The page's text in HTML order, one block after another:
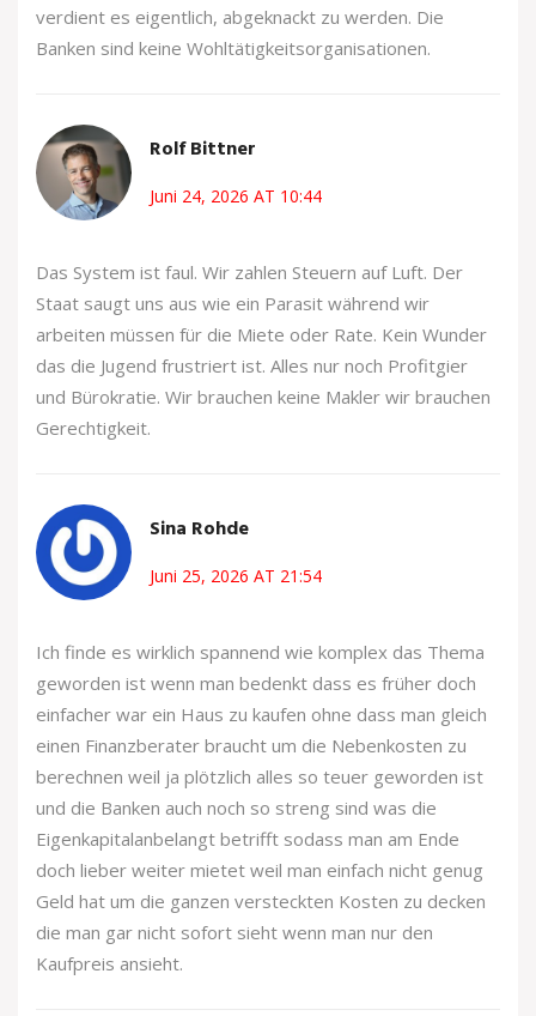
verdient es eigentlich, abgeknackt zu werden. Die
Banken sind keine Wohltätigkeitsorganisationen.
Rolf Bittner
Juni 24, 2026 AT 10:44
Das System ist faul. Wir zahlen Steuern auf Luft. Der
Staat saugt uns aus wie ein Parasit während wir
arbeiten müssen für die Miete oder Rate. Kein Wunder
das die Jugend frustriert ist. Alles nur noch Profitgier
und Bürokratie. Wir brauchen keine Makler wir brauchen
Gerechtigkeit.
Sina Rohde
Juni 25, 2026 AT 21:54
Ich finde es wirklich spannend wie komplex das Thema
geworden ist wenn man bedenkt dass es früher doch
einfacher war ein Haus zu kaufen ohne dass man gleich
einen Finanzberater braucht um die Nebenkosten zu
berechnen weil ja plötzlich alles so teuer geworden ist
und die Banken auch noch so streng sind was die
Eigenkapitalanbelangt betrifft sodass man am Ende
doch lieber weiter mietet weil man einfach nicht genug
Geld hat um die ganzen versteckten Kosten zu decken
die man gar nicht sofort sieht wenn man nur den
Kaufpreis ansieht.